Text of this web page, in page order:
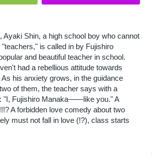
Ayaki Shin, a high school boy who cannot
is called in by Fujishiro
and beautiful teacher in school.
had a rebellious attitude towards
his anxiety grows, in the guidance
of them, the teacher says with a
"I, Fujishiro Manaka――like you." A
A forbidden love comedy about two
must not fall in love (!?), class starts